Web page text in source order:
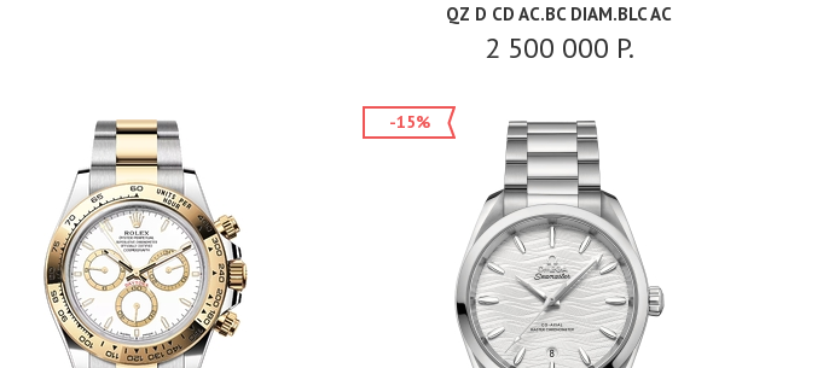
QZ D CD AC.BC DIAM.BLC AC
2 500 000 P.
-15%